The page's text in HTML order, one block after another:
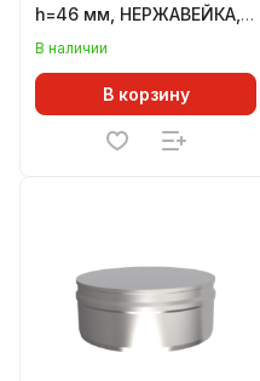
h=46 мм, НЕРЖАВЕЙКА,
(GS)
В наличии
В корзину